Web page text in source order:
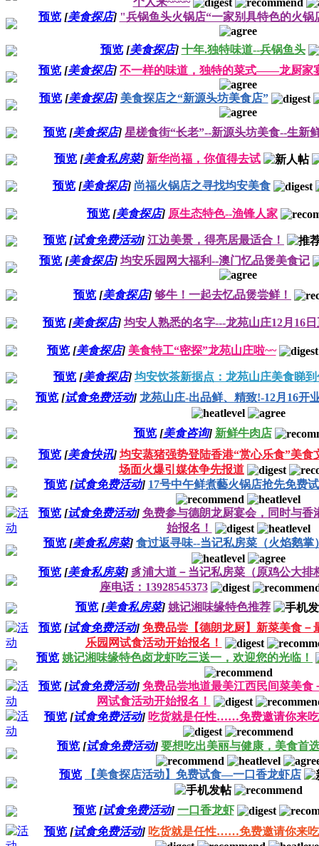
预览 [美食探店] "兵锅鱼头火锅店“一家别具特色的火锅
预览 [美食探店] 十年.独特味道--兵锅鱼头
预览 [美食探店] 不一样的味道，独特的菜式——龙厨家
预览 [美食探店] 美食探店之“新源头坊美食店”
预览 [美食探店] 星槎食街“长老”--新源头坊美食--生新
预览 [美食私房菜] 新华尚福，你值得去试
预览 [美食探店] 尚福火锅店之寻找均安美食
预览 [美食探店] 原生态特色--渔锋人家
预览 [试食免费活动] 江边美景，得亮居最适合！
预览 [美食探店] 均安乐园网大福利--澳门忆品煲美食记
预览 [美食探店] 够牛！一起去忆品煲尝鲜！
预览 [美食探店] 均安人熟悉的名字---龙苑山庄12月16
预览 [美食探店] 美食特工“密探”龙苑山庄啦~~
预览 [美食探店] 均安饮茶新据点：龙苑山庄美食睇
预览 [试食免费活动] 龙苑山庄-出品鲜、精致!-12月16开
预览 [美食咨询] 新鲜牛肉店
预览 [美食快讯] 均安蒸猪强势登陆香港“赏心乐食”美食
场面火爆引媒体争先报道
预览 [试食免费活动] 17号中午鲜煮藝火锅店抢先免费
预览 [试食免费活动] 免费参与德朗龙厨宴会，同时与香
始报名！
预览 [美食私房菜] 食过返寻味--当记私房菜（火焰鹅掌
预览 [美食私房菜] 豸浦大道－当记私房菜（原鸡公大排
座电话：13928545373
预览 [美食私房菜] 姚记湘味缘特色推荐
预览 [试食免费活动] 免费品尝【德朗龙厨】新菜美食－
乐园网试食活动开始报名！
预览 姚记湘味缘特色卤龙虾吃三送一，欢迎您的光临！
预览 [试食免费活动] 免费品尝地道最美江西民间菜美食
网试食活动开始报名！
预览 [试食免费活动] 吃货就是任性……免费邀请你来
预览 [试食免费活动] 要想吃出美丽与健康，美食首
预览 【美食探店活动】免费试食—一口香龙虾店
预览 [试食免费活动] 一口香龙虾
预览 [试食免费活动] 吃货就是任性……免费邀请你来